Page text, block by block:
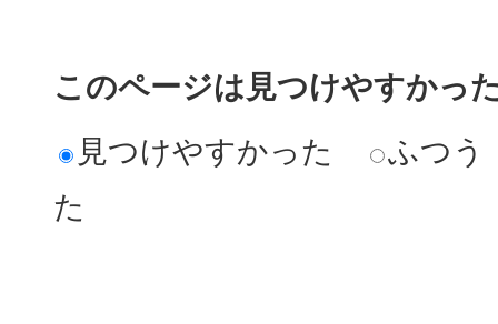
このページは見つけやすかっ
見つけやすかった
ふつう
た